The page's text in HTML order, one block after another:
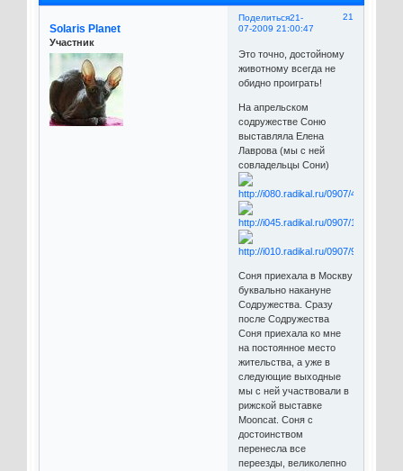
Поделиться 21
21-
07-2009 21:00:47
Solaris Planet
Участник
Это точно, достойному
животному всегда не
обидно проиграть!
На апрельском
содружестве Соню
выставляла Елена
Лаврова (мы с ней
совладельцы Сони)
Соня приехала в Москву
буквально накануне
Содружества. Сразу
после Содружества
Соня приехала ко мне
на постоянное место
жительства, а уже в
следующие выходные
мы с ней участвовали в
рижской выставке
Mooncat. Соня с
достоинством
перенесла все
переезды, великолепно